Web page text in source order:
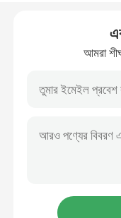
শিল্প কুয়াশা মেশিন
আমরা